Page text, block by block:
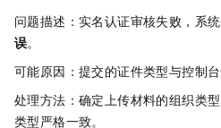
问题描述：实名认证审核失败，系
误。
可能原因：提交的证件类型与控制
处理方法：确定上传材料的组织类
类型严格一致。